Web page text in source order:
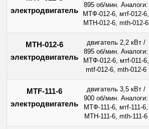
электродвигатель
895 об/мин. Аналоги:
МТФ-012-6, мтf-012-6,
МТН-012-6, mth-012-6
МТН-012-6
электродвигатель
двигатель 2,2 кВт /
895 об/мин. Аналоги:
МТФ-012-6, мтf-011-6,
mtf-012-6, mth-012-6
MTF-111-6
электродвигатель
двигатель 3,5 кВт /
900 об/мин. Аналоги:
МТФ-111-6, мтf-111-6,
МТН-111-6, mth-111-6